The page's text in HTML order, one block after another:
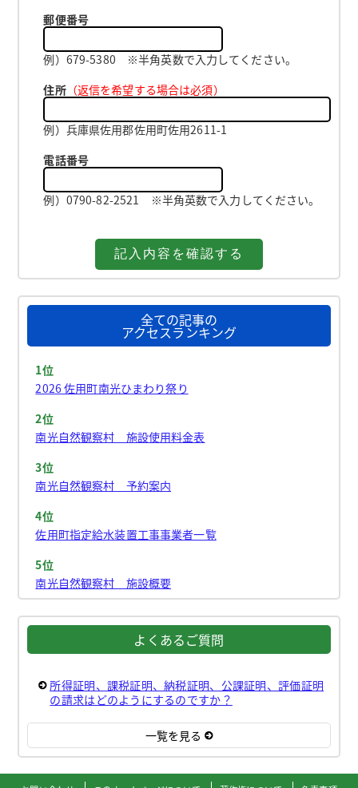
郵便番号
例）679-5380 ※半角英数で入力してください。
住所（返信を希望する場合は必須）
例）兵庫県佐用郡佐用町佐用2611-1
電話番号
例）0790-82-2521 ※半角英数で入力してください。
全ての記事の
アクセスランキング
1位
2026 佐用町南光ひまわり祭り
2位
南光自然観察村 施設使用料金表
3位
南光自然観察村 予約案内
4位
佐用町指定給水装置工事事業者一覧
5位
南光自然観察村 施設概要
よくあるご質問
所得証明、課税証明、納税証明、公課証明、評価証明
の請求はどのようにするのですか？
一覧を見る